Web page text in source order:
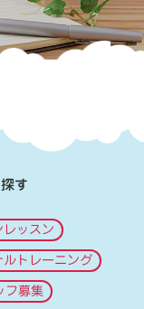
す
レッスン
ルトレーニング
フ募集